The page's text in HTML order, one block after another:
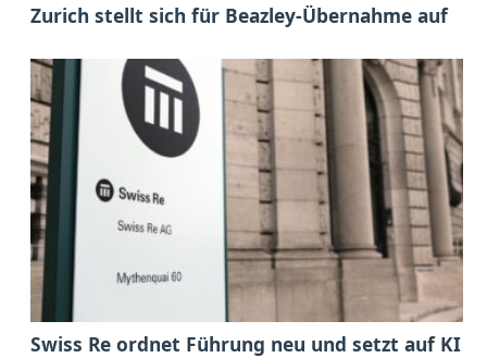
Zurich stellt sich für Beazley-Übernahme auf
Swiss Re ordnet Führung neu und setzt auf KI